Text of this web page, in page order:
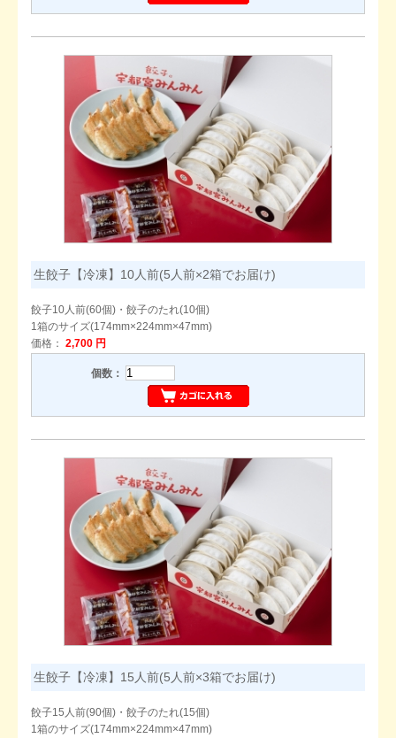
生餃子【冷凍】10人前(5人前×2箱でお届け)
餃子10人前(60個)・餃子のたれ(10個)
1箱のサイズ(174mm×224mm×47mm)
価格： 2,700 円
個数：
生餃子【冷凍】15人前(5人前×3箱でお届け)
餃子15人前(90個)・餃子のたれ(15個)
1箱のサイズ(174mm×224mm×47mm)